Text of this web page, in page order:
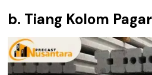
b. Tiang Kolom